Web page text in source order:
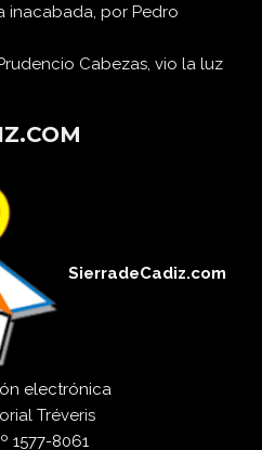
inacabada, por Pedro
Cabezas, vio la luz
SierradeCadiz.com
electrónica
Tréveris
1577-8061